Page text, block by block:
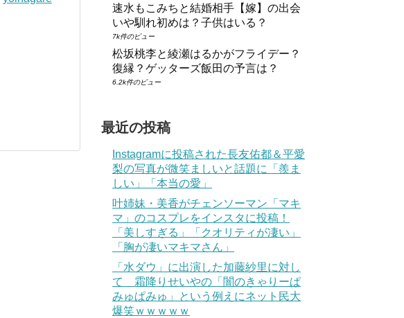
速水もこみちと結婚相手【嫁】の出会
いや馴れ初めは？子供はいる？
7k件のビュー
松坂桃李と綾瀬はるかがフライデー？
復縁？ゲッターズ飯田の予言は？
6.2k件のビュー
最近の投稿
Instagramに投稿された長友佑都＆平愛
梨の写真が微笑ましいと話題に「羨ま
しい」「本当の愛」
叶姉妹・美香がチェンソーマン「マキ
マ」のコスプレをインスタに投稿！
「美しすぎる」「クオリティが凄い」
「胸が凄いマキマさん」
「水ダウ」に出演した加藤紗里に対し
て 霜降りせいやの「闇のきゃりーぱ
みゅぱみゅ」という例えにネット民大
爆笑ｗｗｗｗｗ